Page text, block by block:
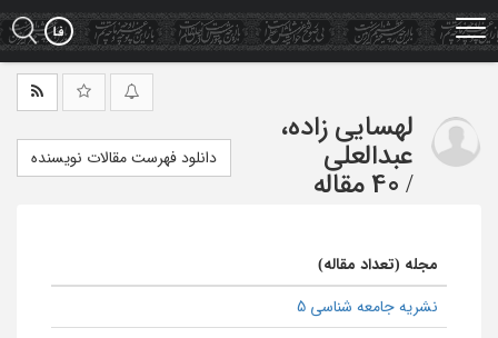
Skip
to
main
لهسایی زاده،
عبدالعلی
/ 40 مقاله
دانلود فهرست مقالات نویسنده
مجله (تعداد مقاله)
نشریه جامعه شناسی 5